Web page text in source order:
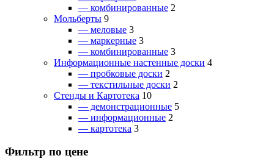
— комбинированные 2
Мольберты 9
— меловые 3
— маркерные 3
— комбинированные 3
Информационные настенные доски 4
— пробковые доски 2
— текстильные доски 2
Стенды и Картотека 10
— демонстрационные 5
— информационные 2
— картотека 3
Фильтр по цене